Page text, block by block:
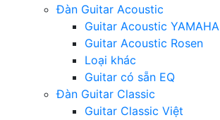
Đàn Guitar Acoustic
Guitar Acoustic YAMAHA
Guitar Acoustic Rosen
Loại khác
Guitar có sẵn EQ
Đàn Guitar Classic
Guitar Classic Việt